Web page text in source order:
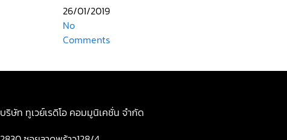
26/01/2019
No
Comments
บริษัท ทูเวย์เรดิโอ คอมมูนิเคชั่น จำกัด